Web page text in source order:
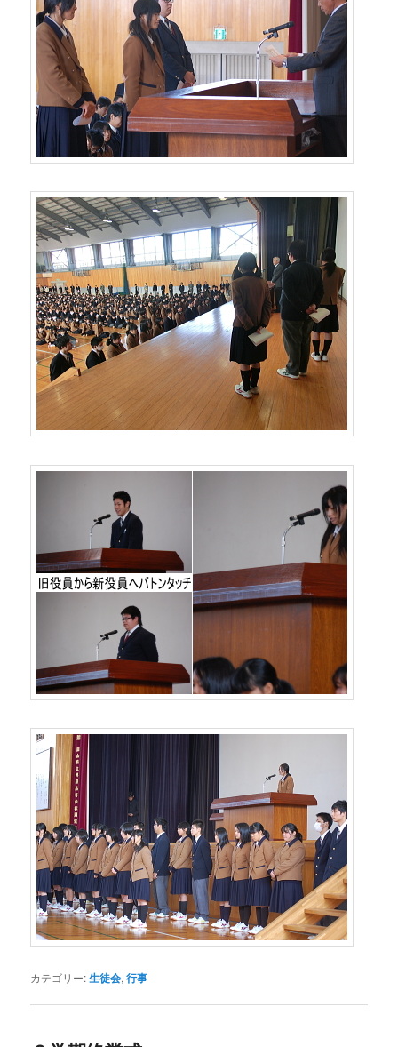
カテゴリー:生徒会,行事